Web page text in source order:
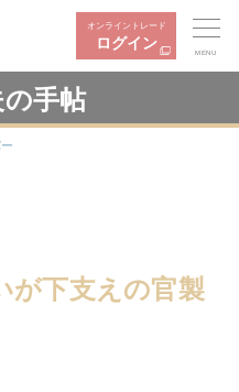
オンライントレード
ログイン
MENU
手帖
が下支えの官製